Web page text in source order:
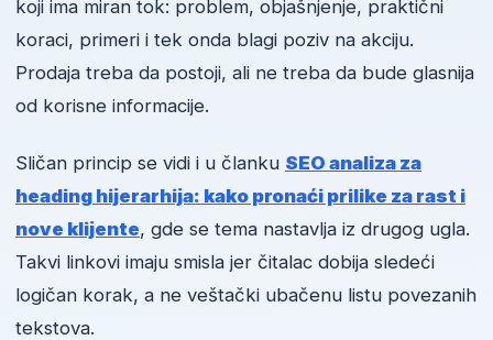
koji ima miran tok: problem, objašnjenje, praktični
koraci, primeri i tek onda blagi poziv na akciju.
Prodaja treba da postoji, ali ne treba da bude glasnija
od korisne informacije.
Sličan princip se vidi i u članku SEO analiza za
heading hijerarhija: kako pronaći prilike za rast i
nove klijente, gde se tema nastavlja iz drugog ugla.
Takvi linkovi imaju smisla jer čitalac dobija sledeći
logičan korak, a ne veštački ubačenu listu povezanih
tekstova.